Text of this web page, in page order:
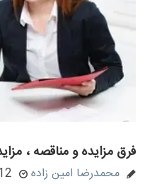
فرق مزایده و مناقصه ،
محمدرضا امین زاده 12 دی